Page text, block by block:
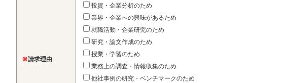
※請求理由
投資・企業分析のため
業界・企業への興味があるため
就職活動・企業研究のため
研究・論文作成のため
授業・学習のため
業務上の調査・情報収集のため
他社事例の研究・ベンチマークのため